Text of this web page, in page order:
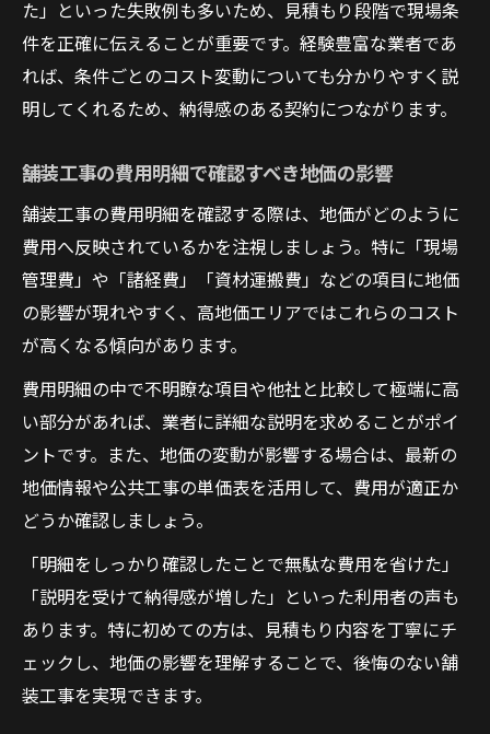
た」といった失敗例も多いため、見積もり段階で現場条
件を正確に伝えることが重要です。経験豊富な業者であ
れば、条件ごとのコスト変動についても分かりやすく説
明してくれるため、納得感のある契約につながります。
舗装工事の費用明細で確認すべき地価の影響
舗装工事の費用明細を確認する際は、地価がどのように
費用へ反映されているかを注視しましょう。特に「現場
管理費」や「諸経費」「資材運搬費」などの項目に地価
の影響が現れやすく、高地価エリアではこれらのコスト
が高くなる傾向があります。
費用明細の中で不明瞭な項目や他社と比較して極端に高
い部分があれば、業者に詳細な説明を求めることがポイ
ントです。また、地価の変動が影響する場合は、最新の
地価情報や公共工事の単価表を活用して、費用が適正か
どうか確認しましょう。
「明細をしっかり確認したことで無駄な費用を省けた」
「説明を受けて納得感が増した」といった利用者の声も
あります。特に初めての方は、見積もり内容を丁寧にチ
ェックし、地価の影響を理解することで、後悔のない舗
装工事を実現できます。